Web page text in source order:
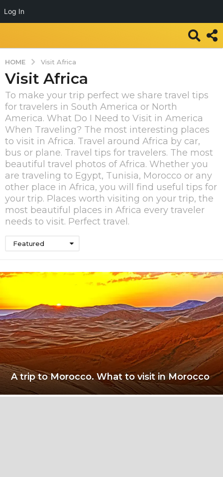
Log In
HOME Visit Africa
Visit Africa
To make your trip perfect we share travel tips
for travelers in South America or North
America. What Do I Need to Visit in America
When Traveling? The most interesting places
to visit in Africa. Travel around Africa by car,
bus or plane. Travel tips for travelers. The most
beautiful travel photos of Africa. Whether you
are traveling to Egypt, Tunisia, Morocco or any
other place in Africa, you will find useful tips for
your trip. Places worth visiting on your trip, the
most beautiful places in Africa every traveler
needs to visit. Perfect travel.
Featured
A trip to Morocco. What to visit in Morocco